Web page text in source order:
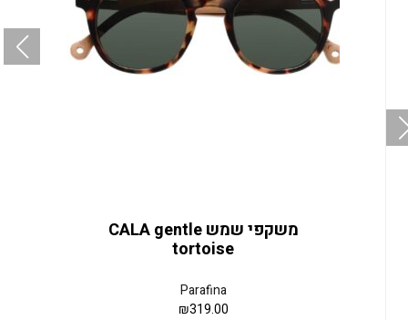
משקפי שמש CALA gentle
tortoise
Parafina
₪319.00